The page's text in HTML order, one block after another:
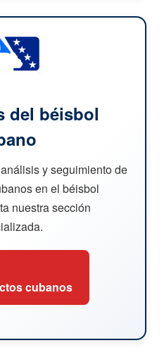
del béisbol
y seguimiento de
en el béisbol
nuestra sección
cubanos